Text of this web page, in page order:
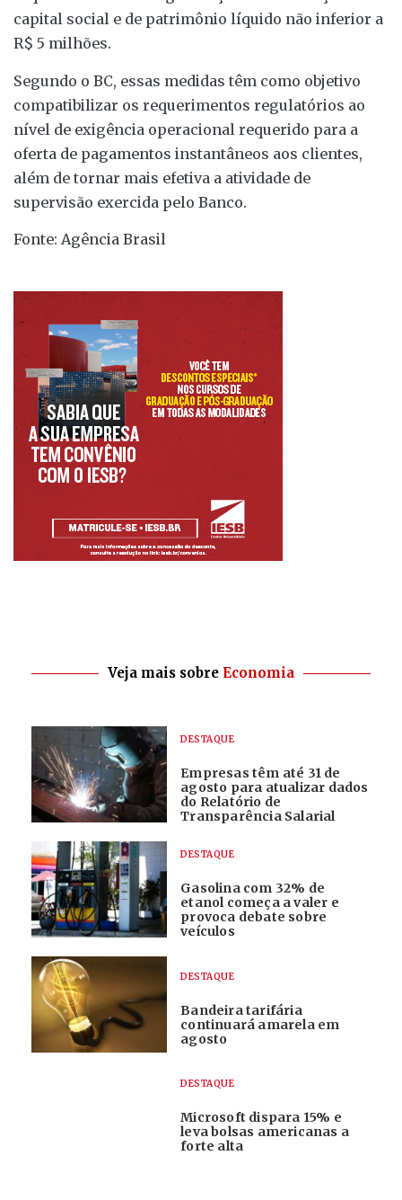
capital social e de patrimônio líquido não inferior a
R$ 5 milhões.
Segundo o BC, essas medidas têm como objetivo
compatibilizar os requerimentos regulatórios ao
nível de exigência operacional requerido para a
oferta de pagamentos instantâneos aos clientes,
além de tornar mais efetiva a atividade de
supervisão exercida pelo Banco.
Fonte: Agência Brasil
Veja mais sobre Economia
DESTAQUE
Empresas têm até 31 de
agosto para atualizar dados
do Relatório de
Transparência Salarial
DESTAQUE
Gasolina com 32% de
etanol começa a valer e
provoca debate sobre
veículos
DESTAQUE
Bandeira tarifária
continuará amarela em
agosto
DESTAQUE
Microsoft dispara 15% e
leva bolsas americanas a
forte alta